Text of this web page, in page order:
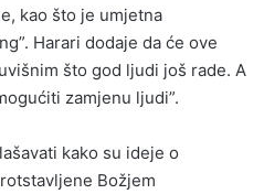
kao što je umjetna
Harari dodaje da će ove
što god ljudi još rade. A
zamjenu ljudi”.
kako su ideje o
Božjem